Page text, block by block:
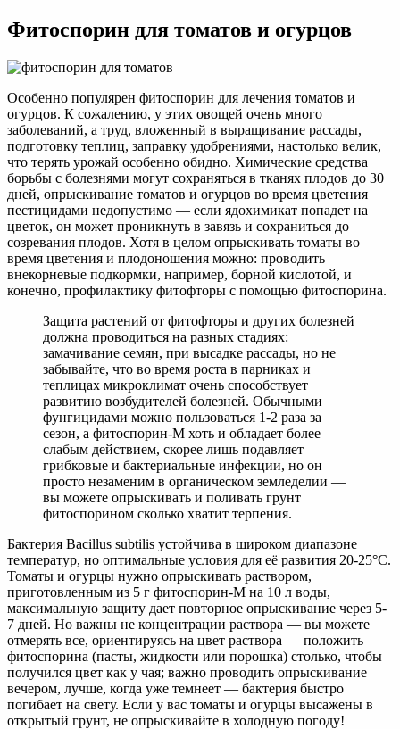
Фитоспорин для томатов и огурцов
Особенно популярен фитоспорин для лечения томатов и
огурцов. К сожалению, у этих овощей очень много
заболеваний, а труд, вложенный в выращивание рассады,
подготовку теплиц, заправку удобрениями, настолько велик,
что терять урожай особенно обидно. Химические средства
борьбы с болезнями могут сохраняться в тканях плодов до 30
дней, опрыскивание томатов и огурцов во время цветения
пестицидами недопустимо — если ядохимикат попадет на
цветок, он может проникнуть в завязь и сохраниться до
созревания плодов. Хотя в целом опрыскивать томаты во
время цветения и плодоношения можно: проводить
внекорневые подкормки, например, борной кислотой, и
конечно, профилактику фитофторы с помощью фитоспорина.
Защита растений от фитофторы и других болезней
должна проводиться на разных стадиях:
замачивание семян, при высадке рассады, но не
забывайте, что во время роста в парниках и
теплицах микроклимат очень способствует
развитию возбудителей болезней. Обычными
фунгицидами можно пользоваться 1-2 раза за
сезон, а фитоспорин-М хоть и обладает более
слабым действием, скорее лишь подавляет
грибковые и бактериальные инфекции, но он
просто незаменим в органическом земледелии —
вы можете опрыскивать и поливать грунт
фитоспорином сколько хватит терпения.
Бактерия Bacillus subtilis устойчива в широком диапазоне
температур, но оптимальные условия для её развития 20-25°С.
Томаты и огурцы нужно опрыскивать раствором,
приготовленным из 5 г фитоспорин-М на 10 л воды,
максимальную защиту дает повторное опрыскивание через 5-
7 дней. Но важны не концентрации раствора — вы можете
отмерять все, ориентируясь на цвет раствора — положить
фитоспорина (пасты, жидкости или порошка) столько, чтобы
получился цвет как у чая; важно проводить опрыскивание
вечером, лучше, когда уже темнеет — бактерия быстро
погибает на свету. Если у вас томаты и огурцы высажены в
открытый грунт, не опрыскивайте в холодную погоду!